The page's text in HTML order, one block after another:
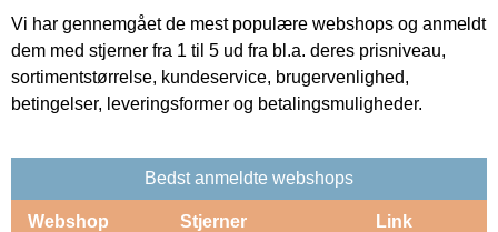
Vi har gennemgået de mest populære webshops og anmeldt
dem med stjerner fra 1 til 5 ud fra bl.a. deres prisniveau,
sortimentstørrelse, kundeservice, brugervenlighed,
betingelser, leveringsformer og betalingsmuligheder.
Bedst anmeldte webshops
Webshop Stjerner Link